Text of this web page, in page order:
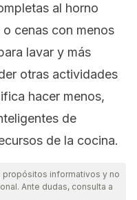
al horno
cenas con menos
lavar y más
otras actividades
hacer menos,
de
de la cocina.
informativos y no
Ante dudas, consulta a